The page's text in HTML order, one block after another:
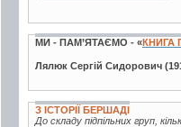
МИ - ПАМ’ЯТАЄМО - «КНИГА
Лялюк Сергій Сидорович
З ІСТОРІЇ БЕРШАДІ
До складу підпільних груп,